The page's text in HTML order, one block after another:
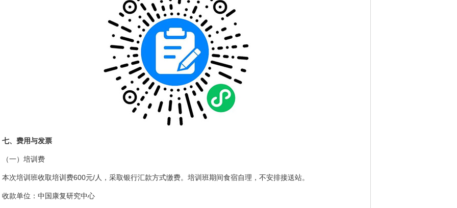
七、费用与发票
（一）培训费
本次培训班收取培训费600元/人，采取银行汇款方式缴费。培训班期间食宿自理，不安排接送站。
收款单位：中国康复研究中心